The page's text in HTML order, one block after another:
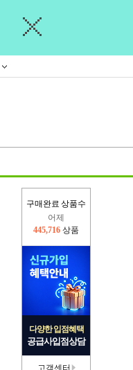
구매완료 상품수
어제
445,716 상품
다양한 입점혜택
공급사입점상담
고객센터